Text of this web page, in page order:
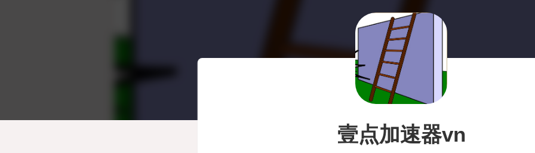
壹点加速器vn